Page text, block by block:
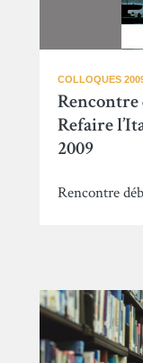
COLLOQUES
Refaire
2009
Rencontre